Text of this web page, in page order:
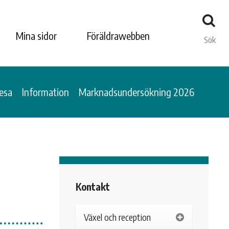
Sök
Mina sidor Föräldrawebben
Information Marknadsundersökning 2026
Kontakt
Växel och reception